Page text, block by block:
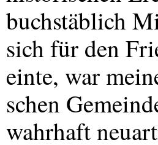
buchstäblich
sich für den
einte, war
schen
wahrhaft